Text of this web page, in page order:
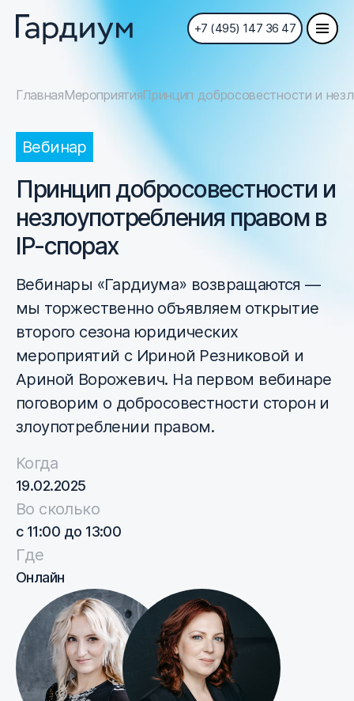
+7 (495) 147 36 47
ГлавнаяМероприятияПринцип добросовестности и
Вебинар
Принцип добросовестности и
незлоупотребления правом в
IP-спорах
Вебинары «Гардиума» возвращаются —
мы торжественно объявляем открытие
второго сезона юридических
мероприятий с Ириной Резниковой и
Ариной Ворожевич. На первом вебинаре
поговорим о добросовестности сторон и
злоупотреблении правом.
Когда
19.02.2025
Во сколько
с 11:00 до 13:00
Где
Онлайн